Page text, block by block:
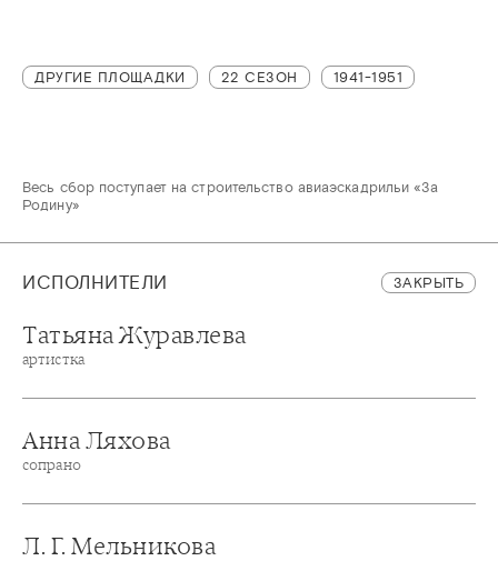
ДРУГИЕ ПЛОЩАДКИ 22 СЕЗОН 1941-1951
Весь сбор поступает на строительство авиаэскадрильи «За
Родину»
ИСПОЛНИТЕЛИ ЗАКРЫТЬ
Татьяна Журавлева
артистка
Анна Ляхова
сопрано
Л. Г. Мельникова